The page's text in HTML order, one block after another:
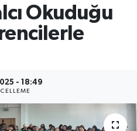
Okuduğu
- 18:49
Haritası
ve Fikstür